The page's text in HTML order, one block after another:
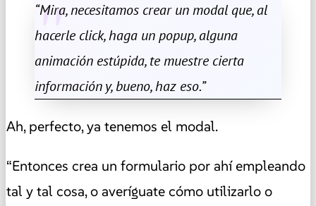
“Mira, necesitamos crear un modal que, al
hacerle click, haga un popup, alguna
animación estúpida, te muestre cierta
información y, bueno, haz eso.”
Ah, perfecto, ya tenemos el modal.
“Entonces crea un formulario por ahí empleando
tal y tal cosa, o averíguate cómo utilizarlo o